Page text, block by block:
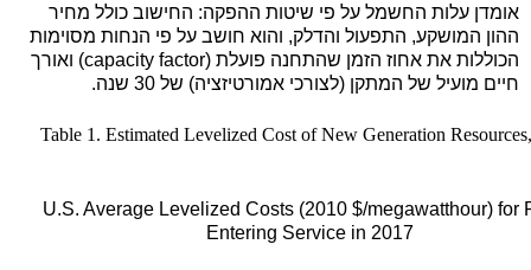
אומדן עלות החשמל על פי שיטות ההפקה: החישוב כולל מחיר
ההון המושקע, התפעול והדלק, והוא חושב על פי הנחות מסוימות
הכוללות את אחוז הזמן שהתחנה פועלת (capacity factor) ואורך
חיים מועיל של המתקן (לצורכי אמורטיזציה) של 30 שנה.
Table 1. Estimated Levelized Cost of New Generation
U.S. Average Levelized Costs (2010 $/megawatthour) for
Entering Service in 2017